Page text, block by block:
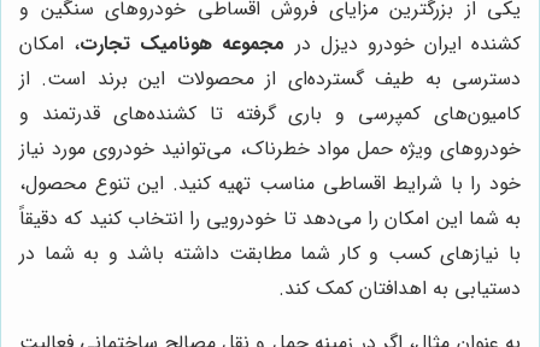
یکی از بزرگترین مزایای فروش اقساطی خودروهای سنگین و
کشنده ایران خودرو دیزل در مجموعه هونامیک تجارت، امکان
دسترسی به طیف گسترده‌ای از محصولات این برند است. از
کامیون‌های کمپرسی و باری گرفته تا کشنده‌های قدرتمند و
خودروهای ویژه حمل مواد خطرناک، می‌توانید خودروی مورد نیاز
خود را با شرایط اقساطی مناسب تهیه کنید. این تنوع محصول،
به شما این امکان را می‌دهد تا خودرویی را انتخاب کنید که دقیقاً
با نیازهای کسب و کار شما مطابقت داشته باشد و به شما در
دستیابی به اهدافتان کمک کند.